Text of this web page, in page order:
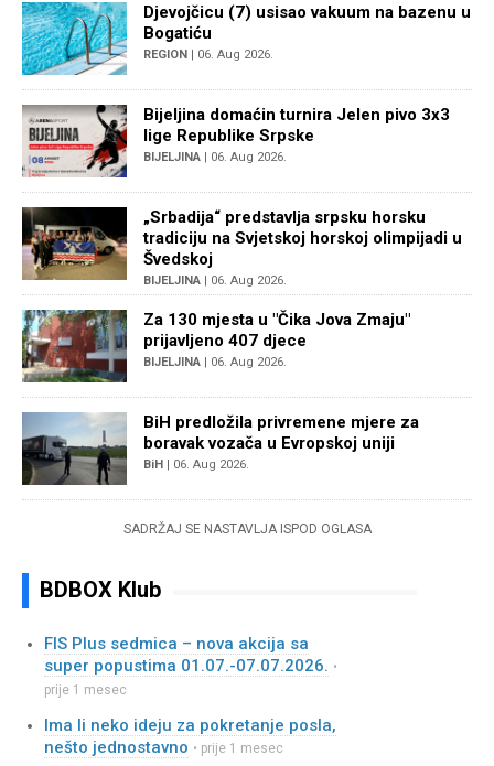
Djevojčicu (7) usisao vakuum na bazenu u
Bogatiću
REGION | 06. Aug 2026.
Bijeljina domaćin turnira Jelen pivo 3x3
lige Republike Srpske
BIJELJINA | 06. Aug 2026.
„Srbadija“ predstavlja srpsku horsku
tradiciju na Svjetskoj horskoj olimpijadi u
Švedskoj
BIJELJINA | 06. Aug 2026.
Za 130 mjesta u "Čika Jova Zmaju"
prijavljeno 407 djece
BIJELJINA | 06. Aug 2026.
BiH predložila privremene mjere za
boravak vozača u Evropskoj uniji
BiH | 06. Aug 2026.
SADRŽAJ SE NASTAVLJA ISPOD OGLASA
BDBOX Klub
FIS Plus sedmica – nova akcija sa
super popustima 01.07.-07.07.2026. •
prije 1 mesec
Ima li neko ideju za pokretanje posla,
nešto jednostavno • prije 1 mesec